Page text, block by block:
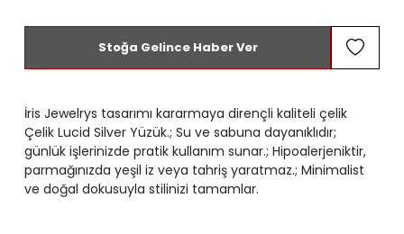
İris Jewelrys tasarımı kararmaya dirençli kaliteli çelik
Çelik Lucid Silver Yüzük.; Su ve sabuna dayanıklıdır;
günlük işlerinizde pratik kullanım sunar.; Hipoalerjeniktir,
parmağınızda yeşil iz veya tahriş yaratmaz.; Minimalist
ve doğal dokusuyla stilinizi tamamlar.
Stoğa Gelince Haber Ver